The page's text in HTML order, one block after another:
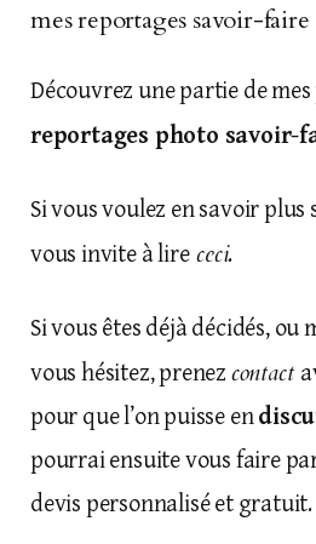
mes reportages savoir-faire
Découvrez une partie de
reportages photo savoir-
Si vous voulez en savoir plus
vous invite à lire ceci.
Si vous êtes déjà décidés, ou
vous hésitez, prenez contact
pour que l’on puisse en
pourrai ensuite vous faire
devis personnalisé et gratuit.